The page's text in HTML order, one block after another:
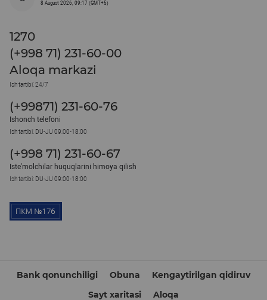
8 August 2026, 09:17 (GMT+5)
1270
(+998 71) 231-60-00
Aloqa markazi
Ish tartibi: 24/7
(+99871) 231-60-76
Ishonch telefoni
Ish tartibi: DU-JU 09:00-18:00
(+998 71) 231-60-67
Iste'molchilar huquqlarini himoya qilish
Ish tartibi: DU-JU 09:00-18:00
Bank qonunchiligi Obuna
Kengaytirilgan qidiruv
Sayt xaritasi
Aloqa